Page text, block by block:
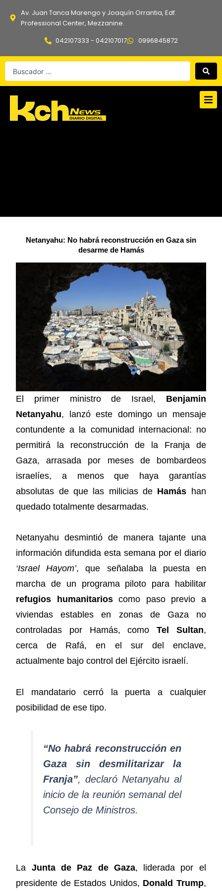
Av. Juan Tanca Marengo y Joaquín Orrantia, Edf.
Professional Center, Mezzanine.
042107333 - 042107017
0996845872
Search
Netanyahu: No habrá reconstrucción en Gaza sin
desarme de Hamás
El primer ministro de Israel, Benjamin
Netanyahu, lanzó este domingo un mensaje
contundente a la comunidad internacional: no
permitirá la reconstrucción de la Franja de
Gaza, arrasada por meses de bombardeos
israelíes, a menos que haya garantías
absolutas de que las milicias de Hamás han
quedado totalmente desarmadas.
Netanyahu desmintió de manera tajante una
información difundida esta semana por el diario
‘Israel Hayom’, que señalaba la puesta en
marcha de un programa piloto para habilitar
refugios humanitarioscomo paso previo a
viviendas estables en zonas de Gaza no
controladas por Hamás, como Tel Sultan,
cerca de Rafá, en el sur del enclave,
actualmente bajo control del Ejército israelí.
El mandatario cerró la puerta a cualquier
posibilidad de ese tipo.
“No habrá reconstrucción en
Gaza sin desmilitarizar la
Franja”, declaró Netanyahu al
inicio de la reunión semanal del
Consejo de Ministros.
La Junta de Paz de Gaza, liderada por el
presidente de Estados Unidos, Donald Trump,